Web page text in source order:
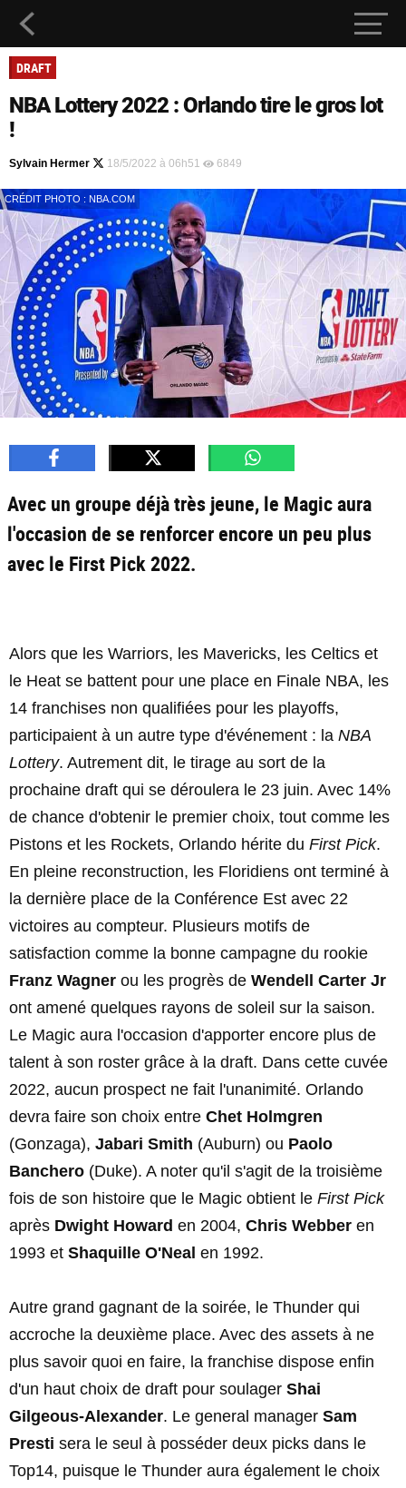
DRAFT
NBA Lottery 2022 : Orlando tire le gros lot
!
Sylvain Hermer 18/5/2022 à 06h51 6849
CRÉDIT PHOTO : NBA.COM
Avec un groupe déjà très jeune, le Magic aura
l'occasion de se renforcer encore un peu plus
avec le First Pick 2022.
Alors que les Warriors, les Mavericks, les Celtics et
le Heat se battent pour une place en Finale NBA, les
14 franchises non qualifiées pour les playoffs,
participaient à un autre type d'événement : la NBA
Lottery. Autrement dit, le tirage au sort de la
prochaine draft qui se déroulera le 23 juin. Avec 14%
de chance d'obtenir le premier choix, tout comme les
Pistons et les Rockets, Orlando hérite du First Pick.
En pleine reconstruction, les Floridiens ont terminé à
la dernière place de la Conférence Est avec 22
victoires au compteur. Plusieurs motifs de
satisfaction comme la bonne campagne du rookie
Franz Wagner ou les progrès de Wendell Carter Jr
ont amené quelques rayons de soleil sur la saison.
Le Magic aura l'occasion d'apporter encore plus de
talent à son roster grâce à la draft. Dans cette cuvée
2022, aucun prospect ne fait l'unanimité. Orlando
devra faire son choix entre Chet Holmgren
(Gonzaga), Jabari Smith (Auburn) ou Paolo
Banchero (Duke). A noter qu'il s'agit de la troisième
fois de son histoire que le Magic obtient le First Pick
après Dwight Howard en 2004, Chris Webber en
1993 et Shaquille O'Neal en 1992.
Autre grand gagnant de la soirée, le Thunder qui
accroche la deuxième place. Avec des assets à ne
plus savoir quoi en faire, la franchise dispose enfin
d'un haut choix de draft pour soulager Shai
Gilgeous-Alexander. Le general manager Sam
Presti sera le seul à posséder deux picks dans le
Top14, puisque le Thunder aura également le choix